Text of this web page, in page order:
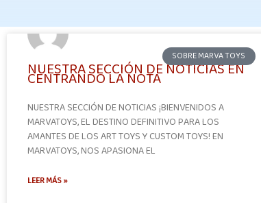
SOBRE MARVA TOYS
NUESTRA SECCIÓN DE NOTICIAS EN
CENTRANDO LA NOTA
NUESTRA SECCIÓN DE NOTICIAS ¡BIENVENIDOS A
MARVATOYS, EL DESTINO DEFINITIVO PARA LOS
AMANTES DE LOS ART TOYS Y CUSTOM TOYS! EN
MARVATOYS, NOS APASIONA EL
LEER MÁS »